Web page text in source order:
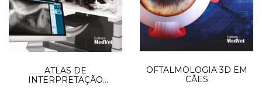
ATLAS DE
INTERPRETAÇÃO
OFTALMOLOGIA 3D EM
CÃES